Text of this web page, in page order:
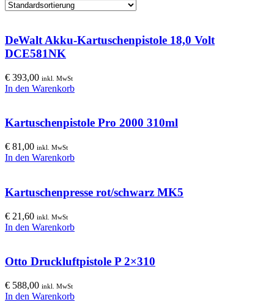
DeWalt Akku-Kartuschenpistole 18,0 Volt
DCE581NK
€ 393,00 inkl. MwSt
In den Warenkorb
Kartuschenpistole Pro 2000 310ml
€ 81,00 inkl. MwSt
In den Warenkorb
Kartuschenpresse rot/schwarz MK5
€ 21,60 inkl. MwSt
In den Warenkorb
Otto Druckluftpistole P 2×310
€ 588,00 inkl. MwSt
In den Warenkorb